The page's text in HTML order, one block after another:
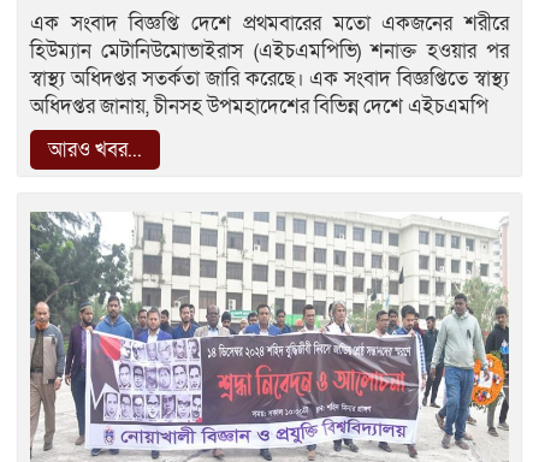
এক সংবাদ বিজ্ঞপ্তি দেশে প্রথমবারের মতো একজনের শরীরে
হিউম্যান মেটানিউমোভাইরাস (এইচএমপিভি) শনাক্ত হওয়ার পর
স্বাস্থ্য অধিদপ্তর সতর্কতা জারি করেছে। এক সংবাদ বিজ্ঞপ্তিতে স্বাস্থ্য
অধিদপ্তর জানায়, চীনসহ উপমহাদেশের বিভিন্ন দেশে এইচএমপি
আরও খবর...